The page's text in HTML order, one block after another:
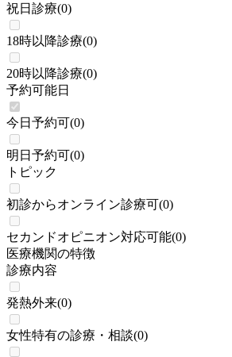
祝日診療(0)
18時以降診療(0)
20時以降診療(0)
予約可能日
今日予約可(0)
明日予約可(0)
トピック
初診からオンライン診療可(0)
セカンドオピニオン対応可能(0)
医療機関の特徴
診療内容
発熱外来(0)
女性特有の診療・相談(0)